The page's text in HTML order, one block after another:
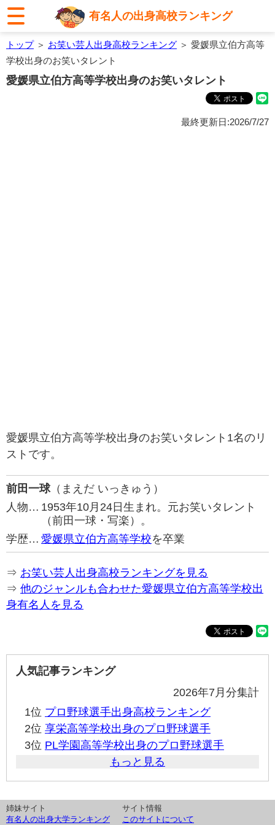
有名人の出身高校ランキング
トップ＞ お笑い芸人出身高校ランキング ＞ 愛媛県立伯方高等
学校出身のお笑いタレント
愛媛県立伯方高等学校出身のお笑いタレント
最終更新日:2026/7/27
愛媛県立伯方高等学校出身のお笑いタレント1名のリ
ストです。
前田一球（まえだ いっきゅう）
人物… 1953年10月24日生まれ。元お笑いタレント
（前田一球・写楽）。
学歴… 愛媛県立伯方高等学校を卒業
⇒ お笑い芸人出身高校ランキングを見る
⇒ 他のジャンルも合わせた愛媛県立伯方高等学校出
身有名人を見る
人気記事ランキング
2026年7月分集計
1位 プロ野球選手出身高校ランキング
2位 享栄高等学校出身のプロ野球選手
3位 PL学園高等学校出身のプロ野球選手
もっと見る
姉妹サイト
有名人の出身大学ランキング
サイト情報
このサイトについて